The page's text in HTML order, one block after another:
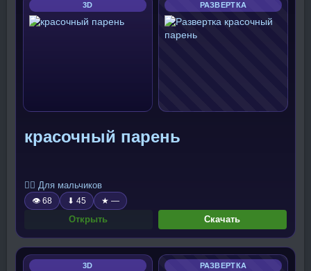
3D РАЗВЕРТКА
красочный парень
🧍‍♂️ Для мальчиков
👁 68 ⬇ 45 ★ —
Открыть Скачать
3D РАЗВЕРТКА